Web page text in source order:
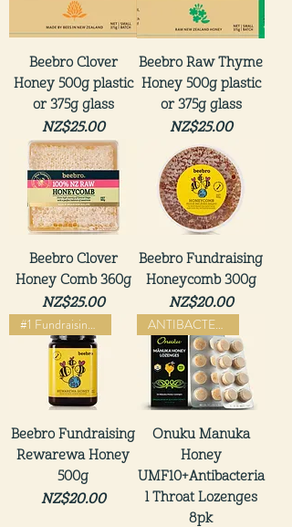
Beebro Clover
Honey 500g plastic
or 375g glass
價格
NZ$25.00
Beebro Raw Thyme
Honey 500g plastic
or 375g glass
價格
NZ$25.00
Beebro Clover
Honey Comb 360g
價格
NZ$25.00
Beebro Fundraising
Honeycomb 300g
價格
NZ$20.00
#1 Fundraising Honey
Beebro Fundraising
Rewarewa Honey
500g
價格
NZ$20.00
ANTIBACTERIAL QUALITY
Onuku Manuka
Honey
UMF10+Antibacteria
l Throat Lozenges
8pk